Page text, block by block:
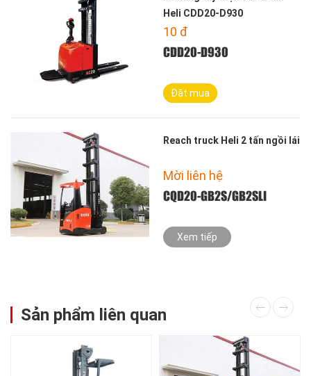
Heli CDD20-D930
10 đ
CDD20-D930
Đặt mua
Reach truck Heli 2 tấn ngồi lái
Mời liên hệ
CQD20-GB2S/GB2SLI
Xem tiếp
Sản phẩm liên quan